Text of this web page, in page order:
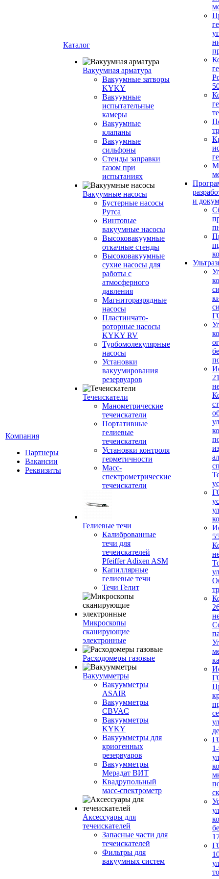
Компания
Партнеры
Вакансии
Реквизиты
Каталог
Вакуумная арматура
Вакуумные затворы
KYKY
Вакуумные
испытательные
камеры
Вакуумные
клапаны
Вакуумные
сильфоны
Стенды заправки
газом при
испытаниях
Вакуумные насосы
Бустерные насосы
Рутса
Винтовые
вакуумные насосы
Высоковакуумные
откачные стенды
Высоковакуумные
сухие насосы для
работы с
атмосферного
давления
Магниторазрядные
насосы
Пластинчато-
роторные насосы
KYKY RV
Турбомолекулярные
насосы
Установки
вакуумирования
резервуаров
Течеискатели
Манометрические
течеискатели
Портативные
гелиевые
течеискатели
Установки контроля
герметичности
Масс-
спектрометрические
течеискатели
Гелиевые течи
Калиброванные
течи для
течеискателей
Pfeiffer Adixen ASM
Капиллярные
гелиевые течи
Течи Гелит
Микроскопы
сканирующие
электронные
Расходомеры газовые
Вакуумметры
Вакуумметры
ASAIR
Вакуумметры
CBVAC
Вакуумметры
KYKY
Вакуумметры для
криогенных
резервуаров
Вакуумметры
Мерадат ВИТ
Квадрупольный
масс-спектрометр
Аксессуары для
течеискателей
Запасные части для
течеискателей
Фильтры для
вакуумных систем
и